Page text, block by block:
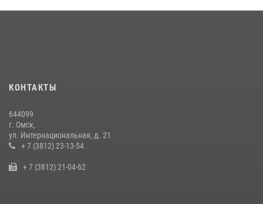
области
Росгвардейцы приняли участие в крестном ходе в День крещения
Руси в Омске
КОНТАКТЫ
644099
г. Омск,
ул. Интернациональная, д. 21
+ 7 (3812) 23-13-54
+ 7 (3812) 21-04-62